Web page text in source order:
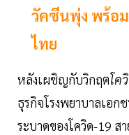
วัคซีนพุ่ง พร้อ
ไทย
หลังเผชิญกับวิกฤตโค
ธุรกิจโรงพยาบาลเอ
ระบาดของโควิด-19 ส